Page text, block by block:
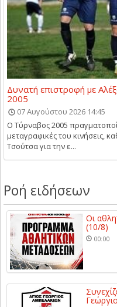
Δυνατή επιστροφή με
2005
07 Αυγούστου 2026 14:45
Ο Τύρναβος 2005
μεταγραφικές του κινήσεις,
Τσούτσα για την ε...
Ροή ειδήσεων
Οι
(10/8)
00:00